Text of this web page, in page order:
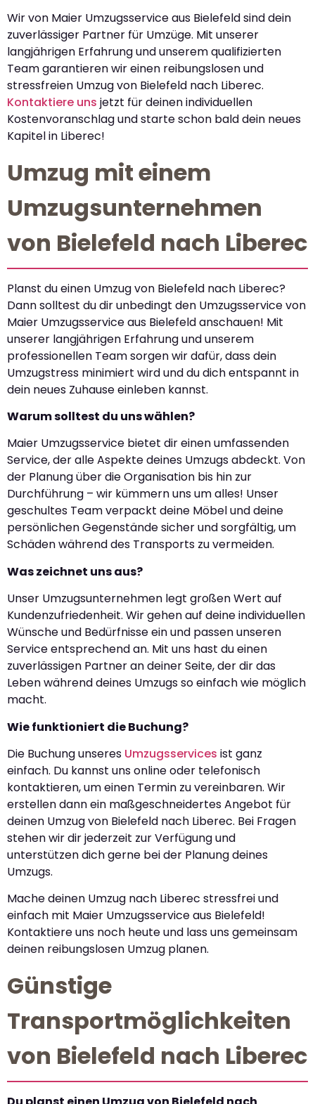
Wir von Maier Umzugsservice aus Bielefeld sind dein
zuverlässiger Partner für Umzüge. Mit unserer
langjährigen Erfahrung und unserem qualifizierten
Team garantieren wir einen reibungslosen und
stressfreien Umzug von Bielefeld nach Liberec.
Kontaktiere uns jetzt für deinen individuellen
Kostenvoranschlag und starte schon bald dein neues
Kapitel in Liberec!
Umzug mit einem
Umzugsunternehmen
von Bielefeld nach Liberec
Planst du einen Umzug von Bielefeld nach Liberec?
Dann solltest du dir unbedingt den Umzugsservice von
Maier Umzugsservice aus Bielefeld anschauen! Mit
unserer langjährigen Erfahrung und unserem
professionellen Team sorgen wir dafür, dass dein
Umzugstress minimiert wird und du dich entspannt in
dein neues Zuhause einleben kannst.
Warum solltest du uns wählen?
Maier Umzugsservice bietet dir einen umfassenden
Service, der alle Aspekte deines Umzugs abdeckt. Von
der Planung über die Organisation bis hin zur
Durchführung – wir kümmern uns um alles! Unser
geschultes Team verpackt deine Möbel und deine
persönlichen Gegenstände sicher und sorgfältig, um
Schäden während des Transports zu vermeiden.
Was zeichnet uns aus?
Unser Umzugsunternehmen legt großen Wert auf
Kundenzufriedenheit. Wir gehen auf deine individuellen
Wünsche und Bedürfnisse ein und passen unseren
Service entsprechend an. Mit uns hast du einen
zuverlässigen Partner an deiner Seite, der dir das
Leben während deines Umzugs so einfach wie möglich
macht.
Wie funktioniert die Buchung?
Die Buchung unseres Umzugsservices ist ganz
einfach. Du kannst uns online oder telefonisch
kontaktieren, um einen Termin zu vereinbaren. Wir
erstellen dann ein maßgeschneidertes Angebot für
deinen Umzug von Bielefeld nach Liberec. Bei Fragen
stehen wir dir jederzeit zur Verfügung und
unterstützen dich gerne bei der Planung deines
Umzugs.
Mache deinen Umzug nach Liberec stressfrei und
einfach mit Maier Umzugsservice aus Bielefeld!
Kontaktiere uns noch heute und lass uns gemeinsam
deinen reibungslosen Umzug planen.
Günstige
Transportmöglichkeiten
von Bielefeld nach Liberec